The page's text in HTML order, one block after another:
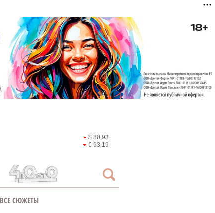
$ 80,93
€ 93,19
ВСЕ СЮЖЕТЫ